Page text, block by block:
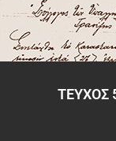
ΤΕΥΧΟΣ